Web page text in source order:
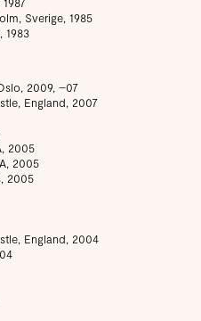
Sverige, 1985
1983
2009, –07
England, 2007
2005
2005
2005
England, 2004